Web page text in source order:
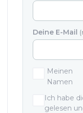
Deine E-Mail
Meinen
Namen
Ich habe
gelesen